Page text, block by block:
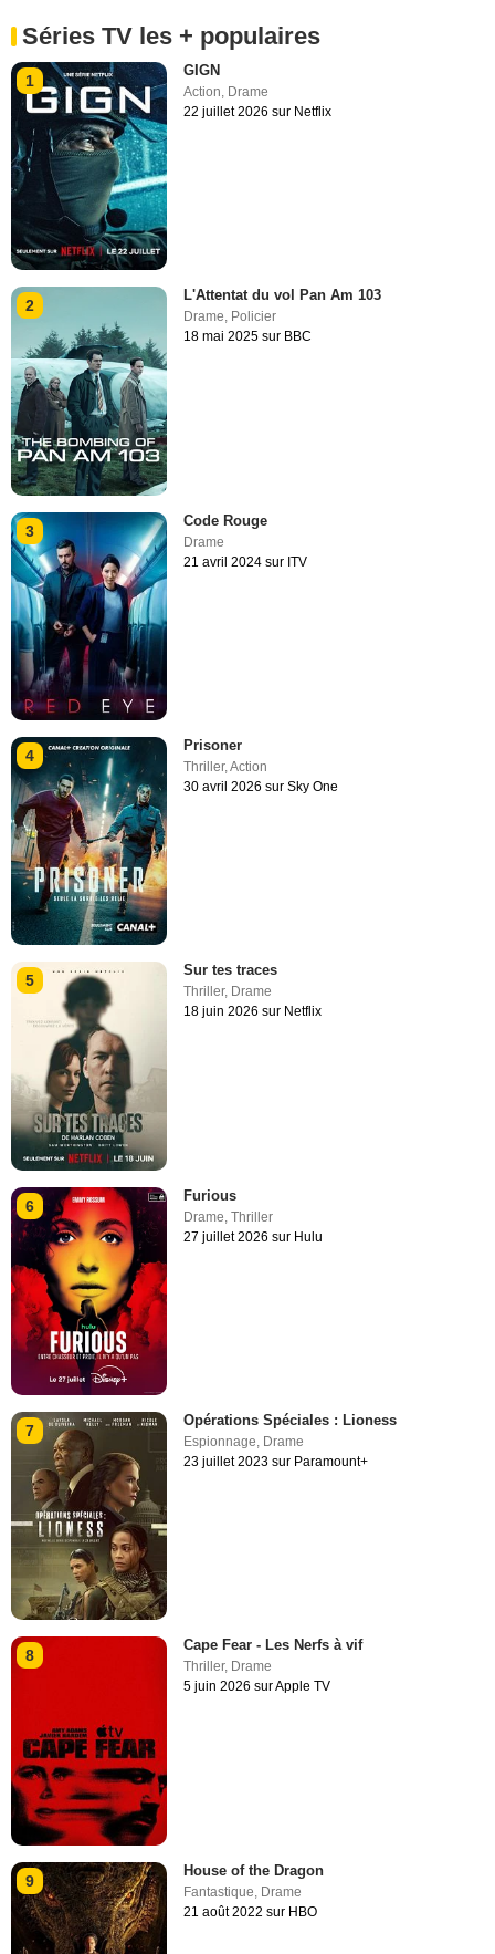
Séries TV les + populaires
1
GIGN
Action, Drame
22 juillet 2026 sur Netflix
2
L'Attentat du vol Pan Am 103
Drame, Policier
18 mai 2025 sur BBC
3
Code Rouge
Drame
21 avril 2024 sur ITV
4
Prisoner
Thriller,Action
30 avril 2026 sur Sky One
5
Sur tes traces
Thriller, Drame
18 juin 2026 sur Netflix
6
Furious
Drame ,Thriller
27 juillet 2026 sur Hulu
7
Opérations Spéciales : Lioness
Espionnage, Drame
23 juillet 2023 sur Paramount+
8
Cape Fear - Les Nerfs à vif
Thriller, Drame
5 juin 2026 sur Apple TV
9
House of the Dragon
Fantastique Drame
21 août 2022 sur HBO